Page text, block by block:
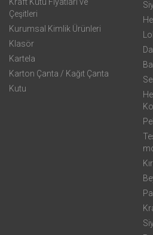
Çeşitleri
Kurumsal Kimlik Ürünleri
Klasör
Kartela
Karton Çanta / Kağıt Çanta
Kutu